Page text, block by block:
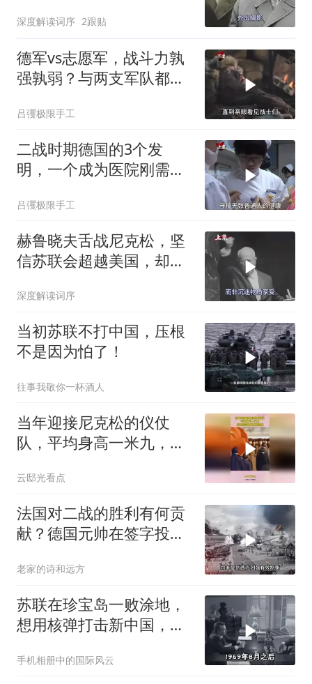
深度解读词序 2跟贴
德军vs志愿军，战斗力孰
强孰弱？与两支军队都打
吕彏极限手工
二战时期德国的3个发
明，一个成为医院刚需，
吕彏极限手工
赫鲁晓夫舌战尼克松，坚
信苏联会超越美国，却被
深度解读词序
当初苏联不打中国，压根
不是因为怕了！
往事我敬你一杯酒人
当年迎接尼克松的仪仗
队，平均身高一米九，尼
云邸光看点
法国对二战的胜利有何贡
献？德国元帅在签字投降
老家的诗和远方
苏联在珍宝岛一败涂地，
想用核弹打击新中国，为
手机相册中的国际风云